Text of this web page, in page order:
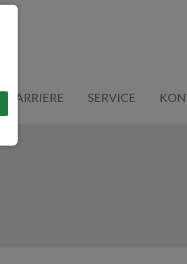
KARRIERE SERVICE